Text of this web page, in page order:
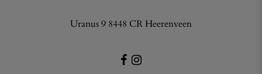
Uranus 9 8448 CR Heerenveen